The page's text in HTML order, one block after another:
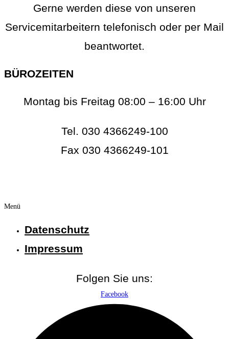
Gerne werden diese von unseren
Servicemitarbeitern telefonisch oder per Mail
beantwortet.
BÜROZEITEN
Montag bis Freitag 08:00 – 16:00 Uhr
Tel. 030 4366249-100
Fax 030 4366249-101
Menü
Datenschutz
Impressum
Folgen Sie uns:
Facebook